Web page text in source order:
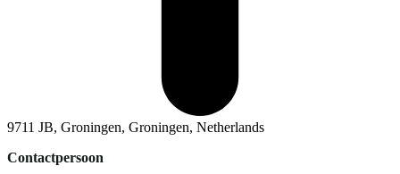
9711 JB, Groningen, Groningen, Netherlands
Contactpersoon